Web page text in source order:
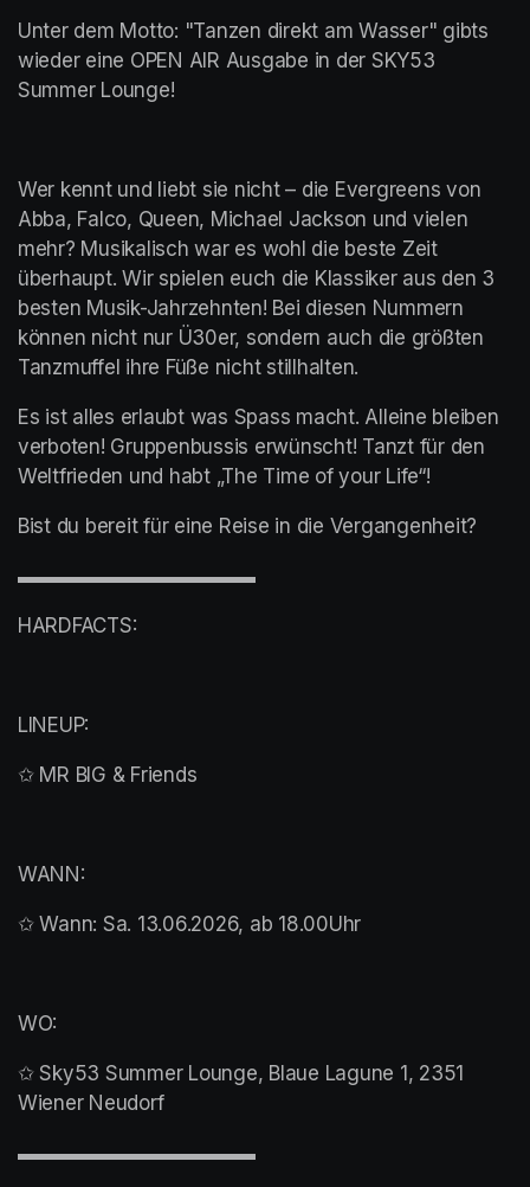
Unter dem Motto: "Tanzen direkt am Wasser" gibts
wieder eine OPEN AIR Ausgabe in der SKY53
Summer Lounge!
Wer kennt und liebt sie nicht – die Evergreens von
Abba, Falco, Queen, Michael Jackson und vielen
mehr? Musikalisch war es wohl die beste Zeit
überhaupt. Wir spielen euch die Klassiker aus den 3
besten Musik-Jahrzehnten! Bei diesen Nummern
können nicht nur Ü30er, sondern auch die größten
Tanzmuffel ihre Füße nicht stillhalten.
Es ist alles erlaubt was Spass macht. Alleine bleiben
verboten! Gruppenbussis erwünscht! Tanzt für den
Weltfrieden und habt „The Time of your Life“!
Bist du bereit für eine Reise in die Vergangenheit?
▬▬▬▬▬▬▬▬▬▬▬▬
HARDFACTS:
LINEUP:
✩ MR BIG & Friends
WANN:
✩ Wann: Sa. 13.06.2026, ab 18.00Uhr
WO:
✩ Sky53 Summer Lounge, Blaue Lagune 1, 2351
Wiener Neudorf
▬▬▬▬▬▬▬▬▬▬▬▬